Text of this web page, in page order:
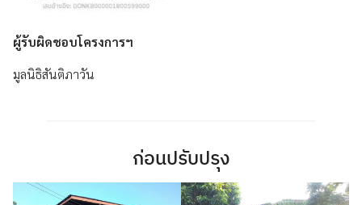
ผู้รับผิดชอบโครงการฯ
มูลนิธิสันติภาวัน
ก่อนปรับปรุง